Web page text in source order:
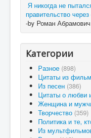
Я никогда не
правительство
-by Роман Абрамович
Категории
Разное (898)
Цитаты из
Из песен (386)
Цитаты о любви
Женщина и
Творчество (359)
Политика и те,
Из